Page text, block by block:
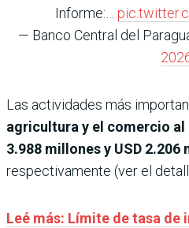
Informe:…
— Banco Central del
Las actividades más
agricultura y el comercio al
3.988 millones y USD 2.206
respectivamente (ver el
Leé más: Límite de tasa de